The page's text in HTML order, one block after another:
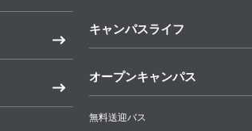
キャンパスライフ
オープンキャンパス
無料送迎バス